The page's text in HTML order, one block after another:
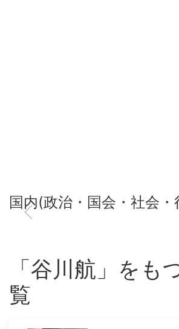
国内(政治・国会・社会・
「谷川航」をも
覧